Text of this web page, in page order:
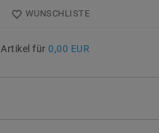
WUNSCHLISTE
Artikel für 0,00 EUR